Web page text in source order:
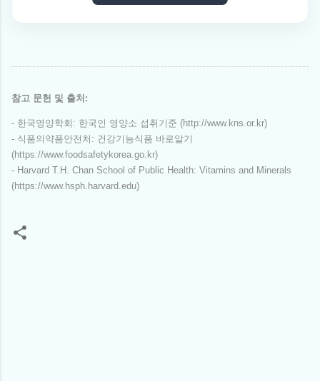
참고 문헌 및 출처:
- 한국영양학회: 한국인 영양소 섭취기준 (http://www.kns.or.kr)
- 식품의약품안전처: 건강기능식품 바로알기
(https://www.foodsafetykorea.go.kr)
- Harvard T.H. Chan School of Public Health: Vitamins and Minerals
(https://www.hsph.harvard.edu)